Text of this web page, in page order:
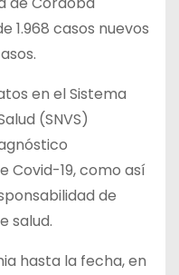
1.968 casos nuevos
en el Sistema
(SNVS)
Covid-19, como así
de
salud.
hasta la fecha, en